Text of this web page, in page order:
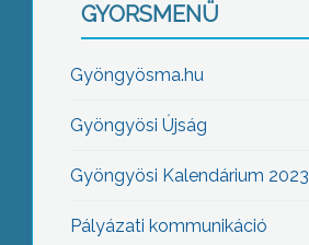
GYORSMENÜ
Gyöngyösma.hu
Gyöngyösi Újság
Gyöngyösi Kalendárium 2023
Pályázati kommunikáció